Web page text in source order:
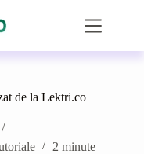
de la Lektri.co
2 minute